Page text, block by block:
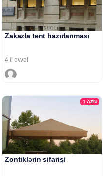
Zakazla tent hazırlanması
4 il əvvəl
1 AZN
Zontiklərin sifarişi